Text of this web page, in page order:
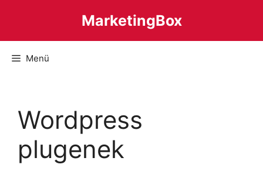
MarketingBox
Menü
Wordpress
plugenek